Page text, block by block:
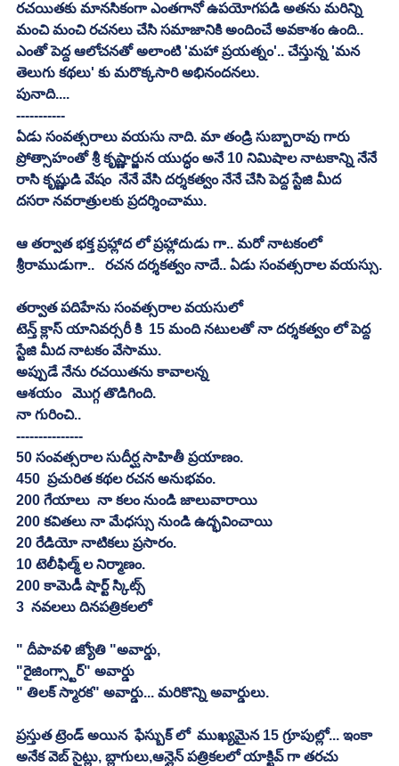
రచయితకు మానసికంగా ఎంతగానో ఉపయోగపడి అతను మరిన్ని
మంచి మంచి రచనలు చేసి సమాజానికి అందించే అవకాశం ఉంది..
ఎంతో పెద్ద ఆలోచనతో అలాంటి 'మహా ప్రయత్నం'.. చేస్తున్న 'మన
తెలుగు కథలు' కు మరొక్కసారి అభినందనలు.
పునాది....
-----------
ఏడు సంవత్సరాలు వయసు నాది. మా తండ్రి సుబ్బారావు గారు
ప్రోత్సాహంతో శ్రీ కృష్ణార్జున యుద్ధం అనే 10 నిమిషాల నాటకాన్ని నేనే
రాసి కృష్ణుడి వేషం  నేనే వేసి దర్శకత్వం నేనే చేసి పెద్ద స్టేజి మీద
దసరా నవరాత్రులకు ప్రదర్శించాము.
ఆ తర్వాత భక్త ప్రహ్లాద లో ప్రహ్లాదుడు గా.. మరో నాటకంలో
శ్రీరాముడుగా..   రచన దర్శకత్వం నాదే.. ఏడు సంవత్సరాల వయస్సు.
తర్వాత పదిహేను సంవత్సరాల వయసులో
టెన్త్ క్లాస్ యానివర్సరీ కి  15 మంది నటులతో నా దర్శకత్వం లో పెద్ద
స్టేజి మీద నాటకం వేసాము.
అప్పుడే నేను రచయితను కావాలన్న
ఆశయం   మొగ్గ తొడిగింది.
నా గురించి..
---------------
50 సంవత్సరాల సుదీర్ఘ సాహితీ ప్రయాణం.
450  ప్రచురిత కథల రచన అనుభవం.
200 గేయాలు  నా కలం నుండి జాలువారాయి
200 కవితలు నా మేధస్సు నుండి ఉద్భవించాయి
20 రేడియో నాటికలు ప్రసారం.
10 టెలీఫిల్మ్ ల నిర్మాణం.
200 కామెడీ షార్ట్ స్కిట్స్
3  నవలలు దినపత్రికలలో
" దీపావళి జ్యోతి "అవార్డు,
"రైజింగ్స్టార్" అవార్డు
" తిలక్ స్మారక" అవార్డు... మరికొన్ని అవార్డులు.
ప్రస్తుత ట్రెండ్ అయిన  ఫేస్బుక్ లో  ముఖ్యమైన 15 గ్రూపుల్లో... ఇంకా
అనేక వెబ్ సైట్లు, బ్లాగులు,ఆన్లైన్ పత్రికలలో యాక్టివ్ గా తరచు